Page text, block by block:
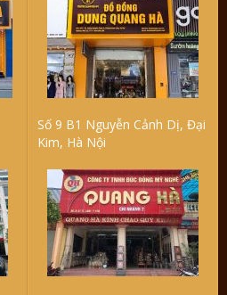
Số 9 B1 Nguyễn Cảnh Dị, Đại
Kim, Hà Nội